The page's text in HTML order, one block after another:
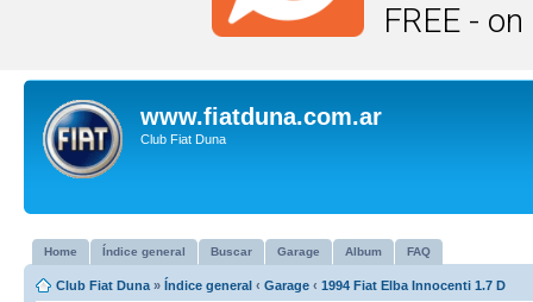
FREE -
www.fiatduna.com.ar
Club Fiat Duna
Home Índice general Buscar Garage Album FAQ
Club Fiat Duna » Índice general ‹ Garage ‹ 1994 Fiat Elba Innocenti 1.7 D